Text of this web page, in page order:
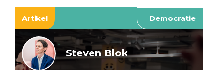
Artikel Democratie
Steven Blok